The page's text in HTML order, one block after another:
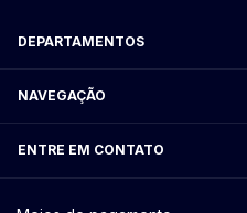
DEPARTAMENTOS
NAVEGAÇÃO
ENTRE EM CONTATO